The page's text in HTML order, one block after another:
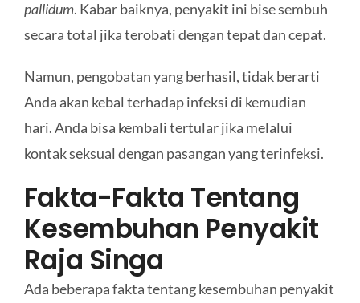
pallidum. Kabar baiknya, penyakit ini bise sembuh
secara total jika terobati dengan tepat dan cepat.
Namun, pengobatan yang berhasil, tidak berarti
Anda akan kebal terhadap infeksi di kemudian
hari. Anda bisa kembali tertular jika melalui
kontak seksual dengan pasangan yang terinfeksi.
Fakta-Fakta Tentang
Kesembuhan Penyakit
Raja Singa
Ada beberapa fakta tentang kesembuhan penyakit